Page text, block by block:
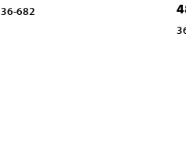
36-682